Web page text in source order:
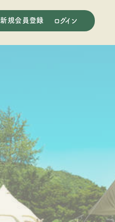
新規会員登録 ログイン